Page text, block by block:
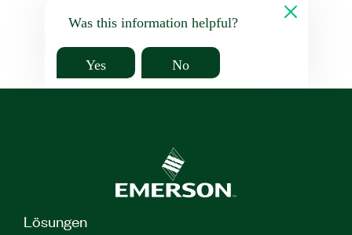
Was this information helpful?
Yes No
Lösungen